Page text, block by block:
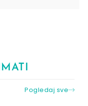
Pogledaj sve